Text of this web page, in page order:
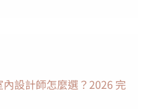
設計師怎麼選？2026 完